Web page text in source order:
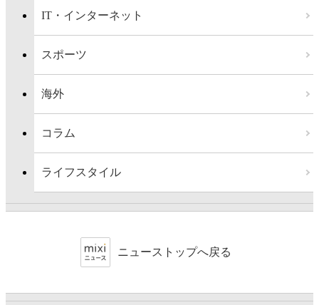
IT・インターネット
スポーツ
海外
コラム
ライフスタイル
ニューストップへ戻る